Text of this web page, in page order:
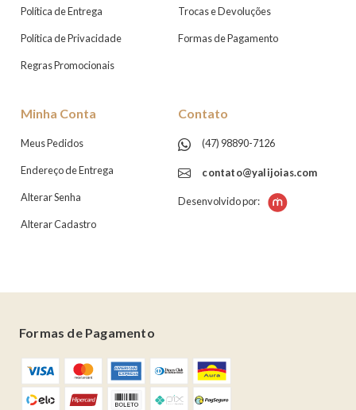
Formas de Pagamento
Política de Entrega
Política de Privacidade
Regras Promocionais
Trocas e Devoluções
Formas de Pagamento
Minha Conta
Meus Pedidos
Endereço de Entrega
Alterar Senha
Alterar Cadastro
Contato
(47) 98890-7126
contato@yalijoias.com
Desenvolvido por: